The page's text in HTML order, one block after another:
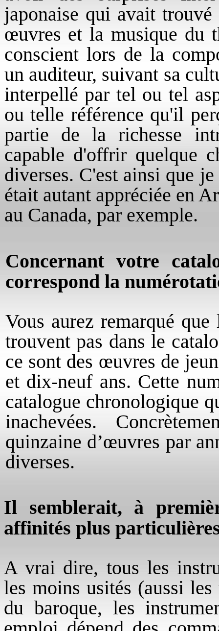
japonaise qui avait
œuvres et la musique du
conscient lors de la
un auditeur, suivant sa
interpellé par tel ou tel
ou telle référence qu'il
partie de la richesse
capable d'offrir quelque
diverses. C'est ainsi que
était autant appréciée en
au Canada, par exemple.
Concernant votre
correspond la
Vous aurez remarqué
trouvent pas dans le
ce sont des œuvres de
et dix-neuf ans. Cette
catalogue chronologique
inachevées.
quinzaine d’œuvres par
diverses.
Il semblerait, à
affinités plus
A vrai dire, tous les
les moins usités (aussi
du baroque, les